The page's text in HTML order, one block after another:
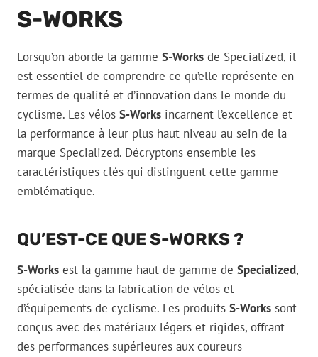
S-WORKS
Lorsqu’on aborde la gamme S-Works de Specialized, il
est essentiel de comprendre ce qu’elle représente en
termes de qualité et d’innovation dans le monde du
cyclisme. Les vélos S-Works incarnent l’excellence et
la performance à leur plus haut niveau au sein de la
marque Specialized. Décryptons ensemble les
caractéristiques clés qui distinguent cette gamme
emblématique.
QU’EST-CE QUE S-WORKS ?
S-Works est la gamme haut de gamme de Specialized,
spécialisée dans la fabrication de vélos et
d’équipements de cyclisme. Les produits S-Works sont
conçus avec des matériaux légers et rigides, offrant
des performances supérieures aux coureurs